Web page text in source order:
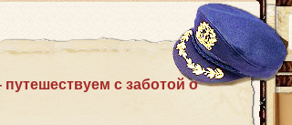
с заботой о